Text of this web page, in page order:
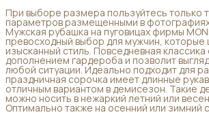
При выборе размера пользуйтесь только
параметров размещенными в фотографиях
Мужская рубашка на пуговицах фирмы
превосходный выбор для мужчин, которые
изысканный стиль. Повседневная
дополнением гардероба и позволит
любой ситуации. Идеально подходит для
праздничная сорочка имеет длинные
отличным вариантом в демисезон. Такие
можно носить в нежаркий летний или
Оптимально также на осенний или зимний